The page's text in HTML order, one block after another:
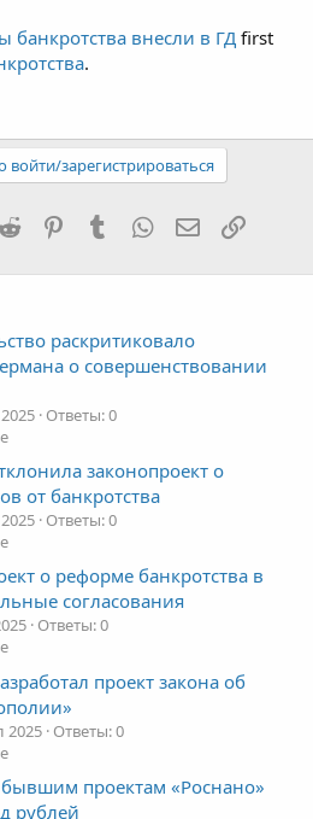
банкротства внесли в ГД first
.
войти/зарегистрироваться
Reddit PinterestTumblr WhatsApp Ссылка
раскритиковало
о совершенствовании
Ответы: 0
законопроект о
от банкротства
Ответы: 0
о реформе банкротства в
согласования
Ответы: 0
проект закона об
2025 Ответы: 0
проектам «Роснано»
рублей